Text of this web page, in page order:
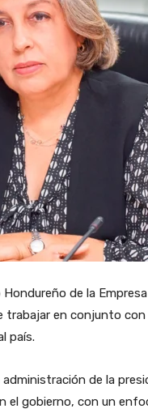
de la
trabajar en conjunto
país.
de la
gobierno, con un